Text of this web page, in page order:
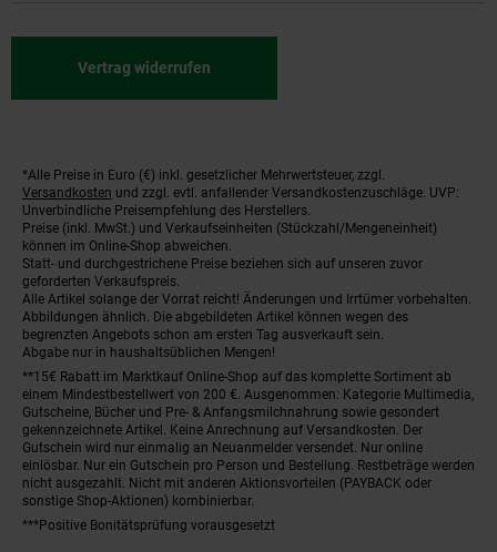
Vertrag widerrufen
Fußnoten
*Alle Preise in Euro (€) inkl. gesetzlicher Mehrwertsteuer, zzgl.
Versandkosten und zzgl. evtl. anfallender Versandkostenzuschläge. UVP:
Unverbindliche Preisempfehlung des Herstellers.
Preise (inkl. MwSt.) und Verkaufseinheiten (Stückzahl/Mengeneinheit)
können im Online-Shop abweichen.
Statt- und durchgestrichene Preise beziehen sich auf unseren zuvor
geforderten Verkaufspreis.
Alle Artikel solange der Vorrat reicht! Änderungen und Irrtümer vorbehalten.
Abbildungen ähnlich. Die abgebildeten Artikel können wegen des
begrenzten Angebots schon am ersten Tag ausverkauft sein.
Abgabe nur in haushaltsüblichen Mengen!
**15€ Rabatt im Marktkauf Online-Shop auf das komplette Sortiment ab
einem Mindestbestellwert von 200 €. Ausgenommen: Kategorie Multimedia,
Gutscheine, Bücher und Pre- & Anfangsmilchnahrung sowie gesondert
gekennzeichnete Artikel. Keine Anrechnung auf Versandkosten. Der
Gutschein wird nur einmalig an Neuanmelder versendet. Nur online
einlösbar. Nur ein Gutschein pro Person und Bestellung. Restbeträge werden
nicht ausgezahlt. Nicht mit anderen Aktionsvorteilen (PAYBACK oder
sonstige Shop-Aktionen) kombinierbar.
***Positive Bonitätsprüfung vorausgesetzt